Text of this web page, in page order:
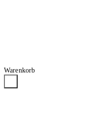
Warenkorb